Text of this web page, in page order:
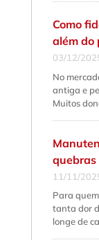
Como
além do
03/12/
No
antiga e
Muitos
quebras
11/11/
Para
tanta dor
longe de